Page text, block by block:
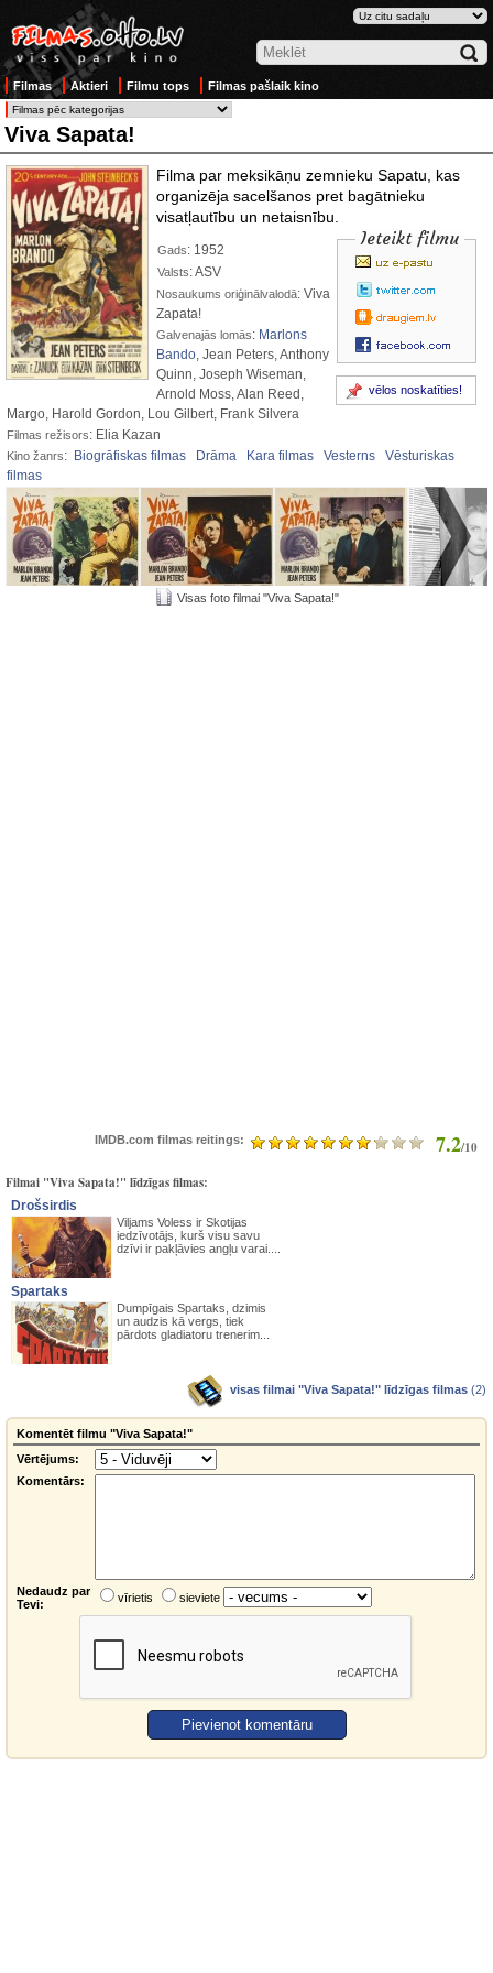
Filmas Aktieri Filmu tops Filmas pašlaik kino
Viva Sapata!
Filma par meksikāņu zemnieku Sapatu, kas
organizēja sacelšanos pret bagātnieku
visatļautību un netaisnību.
Ieteikt filmu
vēlos noskatīties!
Gads: 1952
Valsts: ASV
Nosaukums oriģinālvalodā: Viva
Zapata!
Galvenajās lomās: Marlons
Bando, Jean Peters, Anthony
Quinn, Joseph Wiseman,
Arnold Moss, Alan Reed,
Margo, Harold Gordon, Lou Gilbert, Frank Silvera
Filmas režisors: Elia Kazan
Kino žanrs: Biogrāfiskas filmas Drāma Kara filmas Vesterns
Vēsturiskas
filmas
Visas foto filmai "Viva Sapata!"
IMDB.com filmas reitings: 7.2/10
Filmai "Viva Sapata!" līdzīgas filmas:
Drošsirdis
Viljams Voless ir Skotijas
iedzīvotājs, kurš visu savu
dzīvi ir pakļāvies angļu varai....
Spartaks
Dumpīgais Spartaks, dzimis
un audzis kā vergs, tiek
pārdots gladiatoru trenerim...
visas filmai "Viva Sapata!" līdzīgas filmas (2)
Komentēt filmu "Viva Sapata!"
Vērtējums:
Komentārs:
Nedaudz par
Tevi:
vīrietis sieviete